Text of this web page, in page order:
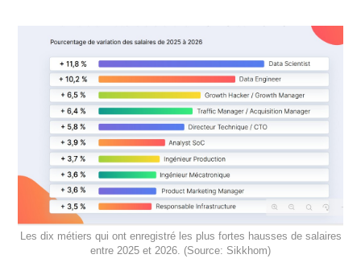
Les dix métiers qui ont enregistré les plus fortes hausses de salaires
entre 2025 et 2026. (Source: Sikkhom)